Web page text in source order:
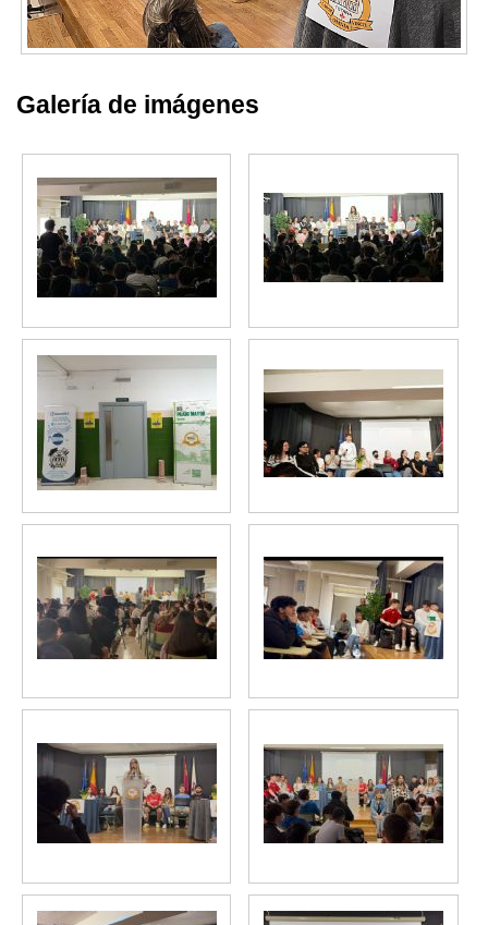
Galería de imágenes